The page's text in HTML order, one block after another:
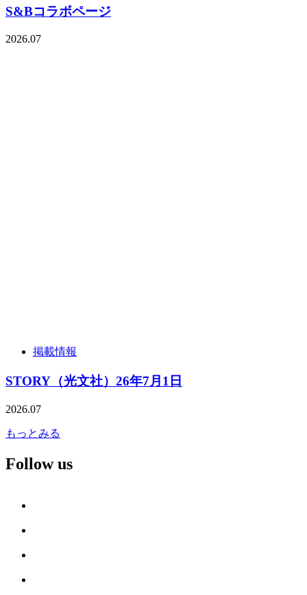
S&Bコラボページ
2026.07
掲載情報
STORY（光文社）26年7月1日
2026.07
もっとみる
Follow us